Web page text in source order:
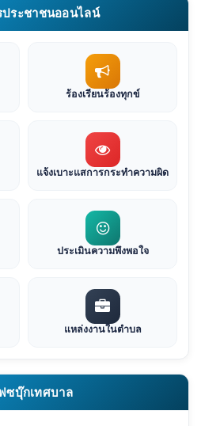
ประชาชนออนไลน์
ร้องเรียนร้องทุกข์
แจ้งเบาะแสการกระทำความผิด
ประเมินความพึงพอใจ
แหล่งงานในตำบล
ซบุ๊กเทศบาล